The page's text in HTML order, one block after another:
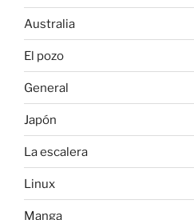
Australia
El pozo
General
Japón
La escalera
Linux
Manga